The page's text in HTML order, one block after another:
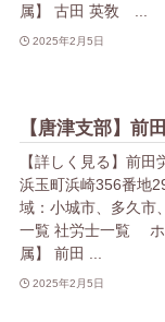
属】 古田 英敎 ...
2025年2月5日
【唐津支部】
【詳しく見る】前
浜玉町浜崎356番
域：小城市、多久市
一覧 社労士一覧 ホ
属】 前田 ...
2025年2月5日